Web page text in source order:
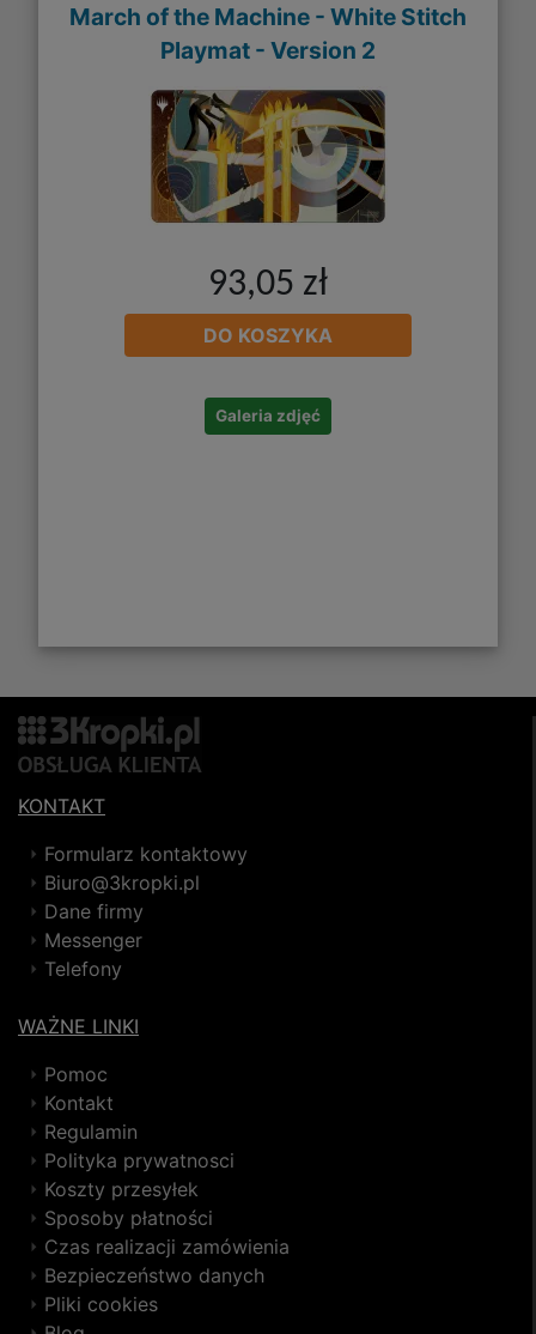
March of the Machine - White Stitch
Playmat - Version 2
93,05 zł
DO KOSZYKA
Galeria zdjęć
KONTAKT
Formularz kontaktowy
Biuro@3kropki.pl
Dane firmy
Messenger
Telefony
WAŻNE LINKI
Pomoc
Kontakt
Regulamin
Polityka prywatnosci
Koszty przesyłek
Sposoby płatności
Czas realizacji zamówienia
Bezpieczeństwo danych
Pliki cookies